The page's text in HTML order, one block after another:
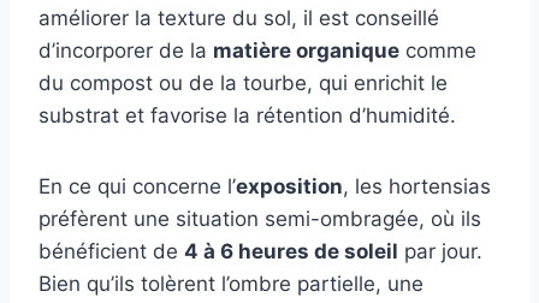
améliorer la texture du sol, il est conseillé
d’incorporer de la matière organique comme
du compost ou de la tourbe, qui enrichit le
substrat et favorise la rétention d’humidité.
En ce qui concerne l’exposition, les hortensias
préfèrent une situation semi-ombragée, où ils
bénéficient de 4 à 6 heures de soleil par jour.
Bien qu’ils tolèrent l’ombre partielle, une